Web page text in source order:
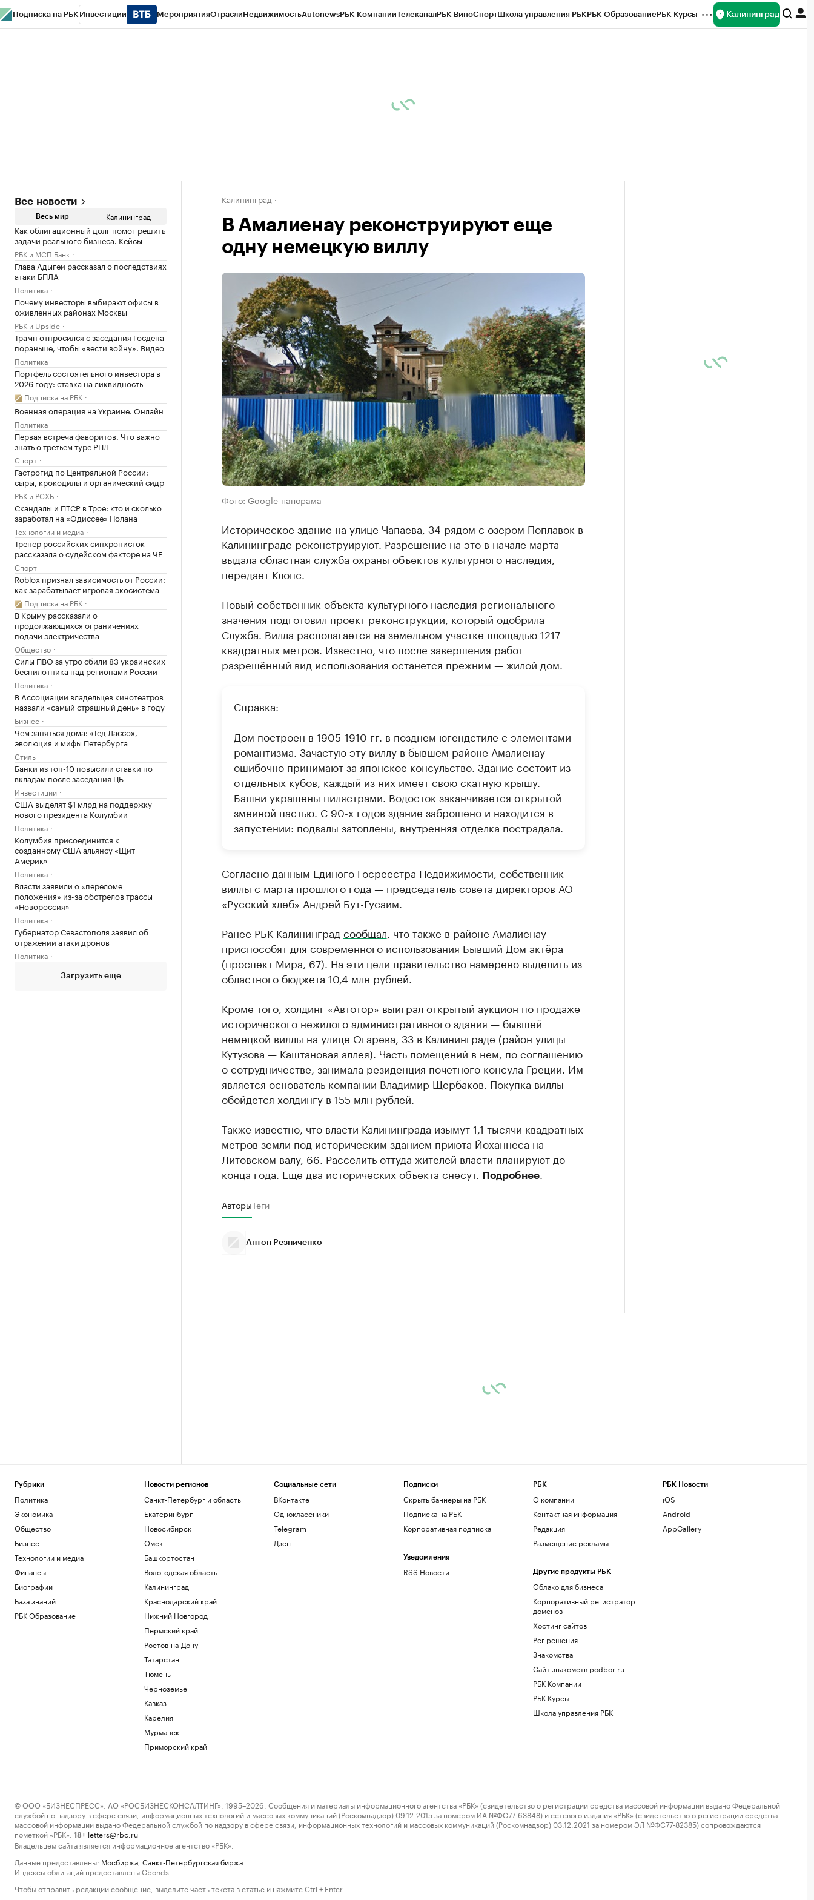
Подписка на РБК Инвестиции МероприятияОтраслиНедвижимостьAutonewsРБК КомпанииТелеканалРБК ВиноСпортШкола управления РБКРБК ОбразованиеРБК Курсы Калининград
Все новости
Весь мир Калининград
Как облигационный долг помог решить
задачи реального бизнеса. Кейсы
РБК и МСП Банк
Глава Адыгеи рассказал о последствиях
атаки БПЛА
Политика
Почему инвесторы выбирают офисы в
оживленных районах Москвы
РБК и Upside
Трамп отпросился с заседания Госдепа
пораньше, чтобы «вести войну». Видео
Политика
Портфель состоятельного инвестора в
2026 году: ставка на ликвидность
Подписка на РБК
Военная операция на Украине. Онлайн
Политика
Первая встреча фаворитов. Что важно
знать о третьем туре РПЛ
Спорт
Гастрогид по Центральной России:
сыры, крокодилы и органический сидр
РБК и РСХБ
Скандалы и ПТСР в Трое: кто и сколько
заработал на «Одиссее» Нолана
Технологии и медиа
Тренер российских синхронисток
рассказала о судейском факторе на ЧЕ
Спорт
Roblox признал зависимость от России:
как зарабатывает игровая экосистема
Подписка на РБК
В Крыму рассказали о
продолжающихся ограничениях
подачи электричества
Общество
Силы ПВО за утро сбили 83 украинских
беспилотника над регионами России
Политика
В Ассоциации владельцев кинотеатров
назвали «самый страшный день» в году
Бизнес
Чем заняться дома: «Тед Лассо»,
эволюция и мифы Петербурга
Стиль
Банки из топ-10 повысили ставки по
вкладам после заседания ЦБ
Инвестиции
США выделят $1 млрд на поддержку
нового президента Колумбии
Политика
Колумбия присоединится к
созданному США альянсу «Щит
Америк»
Политика
Власти заявили о «переломе
положения» из-за обстрелов трассы
«Новороссия»
Политика
Губернатор Севастополя заявил об
отражении атаки дронов
Политика
Загрузить еще
Калининград
В Амалиенау реконструируют еще
одну немецкую виллу
Фото: Google-панорама
Историческое здание на улице Чапаева, 34 рядом с озером Поплавок в
Калининграде реконструируют. Разрешение на это в начале марта
выдала областная служба охраны объектов культурного наследия,
передаетКлопс.
Новый собственник объекта культурного наследия регионального
значения подготовил проект реконструкции, который одобрила
Служба. Вилла располагается на земельном участке площадью 1217
квадратных метров. Известно, что после завершения работ
разрешённый вид использования останется прежним — жилой дом.
Справка:
Дом построен в 1905-1910 гг. в позднем югендстиле с элементами
романтизма. Зачастую эту виллу в бывшем районе Амалиенау
ошибочно принимают за японское консульство. Здание состоит из
отдельных кубов, каждый из них имеет свою скатную крышу.
Башни украшены пилястрами. Водосток заканчивается открытой
змеиной пастью. С 90-х годов здание заброшено и находится в
запустении: подвалы затоплены, внутренняя отделка пострадала.
Согласно данным Единого Госреестра Недвижимости, собственник
виллы с марта прошлого года — председатель совета директоров АО
«Русский хлеб» Андрей Бут-Гусаим.
Ранее РБК Калининград сообщал , что также в районе Амалиенау
приспособят для современного использования Бывший Дом актёра
(проспект Мира, 67). На эти цели правительство намерено выделить из
областного бюджета 10,4 млн рублей.
Кроме того, холдинг «Автотор» выиграл открытый аукцион по продаже
исторического нежилого административного здания — бывшей
немецкой виллы на улице Огарева, 33 в Калининграде (район улицы
Кутузова — Каштановая аллея). Часть помещений в нем, по соглашению
о сотрудничестве, занимала резиденция почетного консула Греции. Им
является основатель компании Владимир Щербаков. Покупка виллы
обойдется холдингу в 155 млн рублей.
Также известно, что власти Калининграда изымут 1,1 тысячи квадратных
метров земли под историческим зданием приюта Йоханнеса на
Литовском валу, 66. Расселить оттуда жителей власти планируют до
конца года. Еще два исторических объекта снесут.
Подробнее.
АвторыТеги
Антон Резниченко
Рубрики
Политика
Экономика
Общество
Бизнес
Технологии и медиа
Финансы
Биографии
База знаний
РБК Образование
Новости регионов
Санкт-Петербург и область
Екатеринбург
Новосибирск
Омск
Башкортостан
Вологодская область
Калининград
Краснодарский край
Нижний Новгород
Пермский край
Ростов-на-Дону
Татарстан
Тюмень
Черноземье
Кавказ
Карелия
Мурманск
Приморский край
Социальные сети
ВКонтакте
Одноклассники
Telegram
Дзен
Подписки
Скрыть баннеры на РБК
Подписка на РБК
Корпоративная подписка
Уведомления
RSS Новости
РБК
О компании
Контактная информация
Редакция
Размещение рекламы
Другие продукты РБК
Облако для бизнеса
Корпоративный регистратор
доменов
Хостинг сайтов
Рег.решения
Знакомства
Сайт знакомств podbor.ru
РБК Компании
РБК Курсы
Школа управления РБК
РБК Новости
iOS
Android
AppGallery
© ООО «БИЗНЕСПРЕСС», АО «РОСБИЗНЕСКОНСАЛТИНГ», 1995–2026. Сообщения и материалы информационного агентства «РБК» (свидетельство о регистрации средства массовой информации выдано Федеральной
службой по надзору в сфере связи, информационных технологий и массовых коммуникаций (Роскомнадзор) 09.12.2015 за номером ИА №ФС77-63848) и сетевого издания «РБК» (свидетельство о регистрации средства
массовой информации выдано Федеральной службой по надзору в сфере связи, информационных технологий и массовых коммуникаций (Роскомнадзор) 03.12.2021 за номером ЭЛ №ФС77-82385) сопровождаются
пометкой «РБК».
18+ letters@rbc.ru
Владельцем сайта является информационное агентство «РБК».
Данные предоставлены: Мосбиржа Санкт-Петербургская биржа
Индексы облигаций предоставлены Cbonds.
Чтобы отправить редакции сообщение, выделите часть текста в статье и нажмите Ctrl + Enter